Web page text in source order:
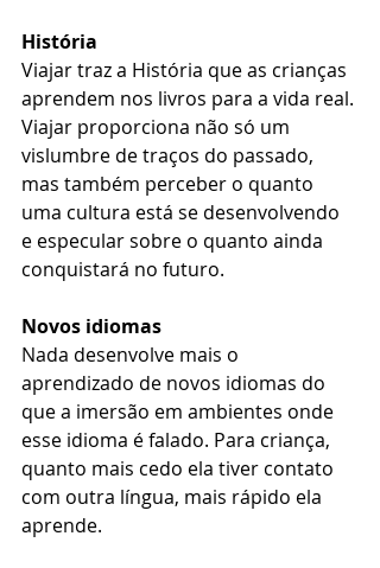
História
Viajar traz a História que as crianças
aprendem nos livros para a vida real.
Viajar proporciona não só um
vislumbre de traços do passado,
mas também perceber o quanto
uma cultura está se desenvolvendo
e especular sobre o quanto ainda
conquistará no futuro.
Novos idiomas
Nada desenvolve mais o
aprendizado de novos idiomas do
que a imersão em ambientes onde
esse idioma é falado. Para criança,
quanto mais cedo ela tiver contato
com outra língua, mais rápido ela
aprende.